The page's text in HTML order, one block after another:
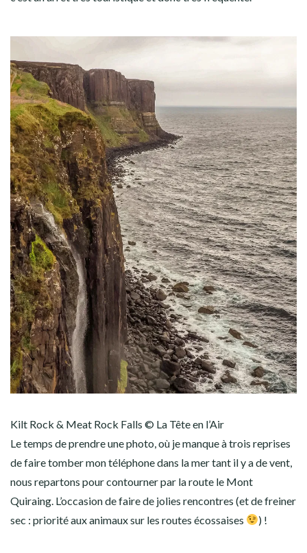
Kilt Rock & Meat Rock Falls © La Tête en l’Air
Le temps de prendre une photo, où je manque à trois reprises
de faire tomber mon téléphone dans la mer tant il y a de vent,
nous repartons pour contourner par la route le Mont
Quiraing. L’occasion de faire de jolies rencontres (et de freiner
sec : priorité aux animaux sur les routes écossaises
) !